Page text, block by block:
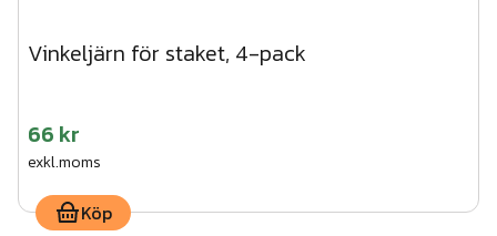
Vinkeljärn för staket, 4-pack
66 kr
exkl.moms
Köp